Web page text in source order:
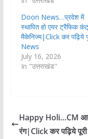
Doon News…प्रदेश में
स्थापित हो एयर ट्रैफिक
मैकेनिज्म|Click कर पढ़िये
News
July 16, 2026
In "उत्तराखंड"
Happy Holi…CM
रंग|Click कर पढ़िये